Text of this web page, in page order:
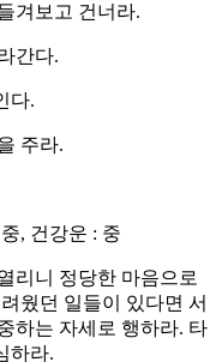
겨보고 건너라.
간다.
다.
주라.
, 건강운 : 중
리니 정당한 마음으로
웠던 일들이 있다면 서
하는 자세로 행하라. 타
하라.